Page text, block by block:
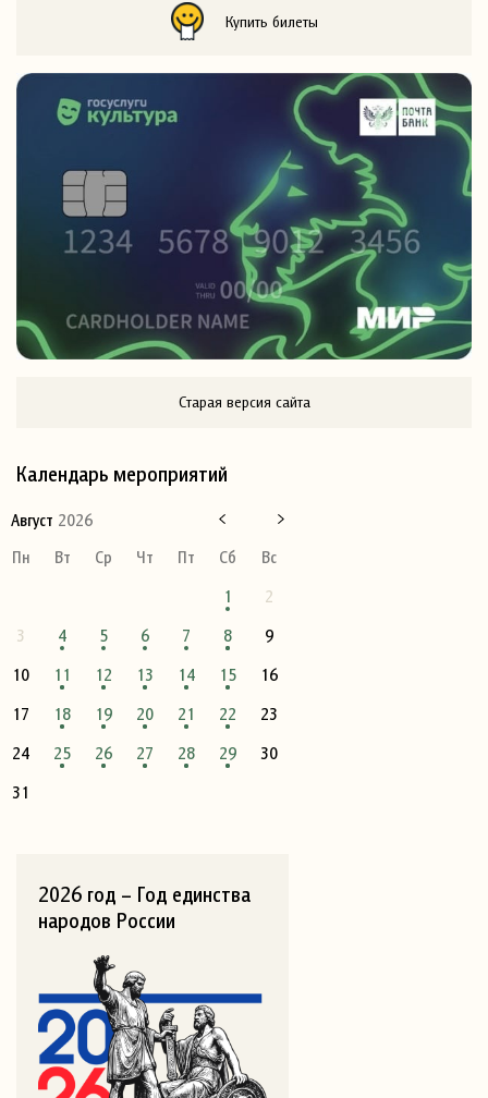
Купить билеты
Старая версия сайта
Календарь мероприятий
Август 2026
Пн
Вт Ср Чт Пт Сб
Вс
1
2
3
4 5 6 7 8
9
10
11 12 13 14 15
16
17
18 19 20 21 22
23
24
25 26 27 28 29
30
31
2026 год – Год единства
народов России